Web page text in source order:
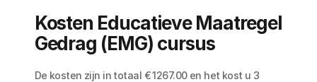
Kosten Educatieve Maatregel
Gedrag (EMG) cursus
De kosten zijn in totaal € 1267.00 en het kost u 3